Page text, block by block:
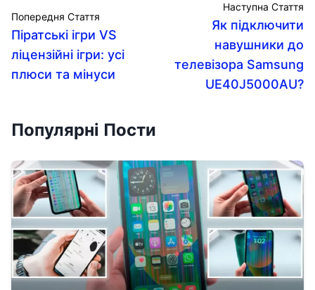
Попередня Стаття
Піратські ігри VS
ліцензійні ігри: усі
плюси та мінуси
Наступна Стаття
Як підключити
навушники до
телевізора Samsung
UE40J5000AU?
Популярні Пости